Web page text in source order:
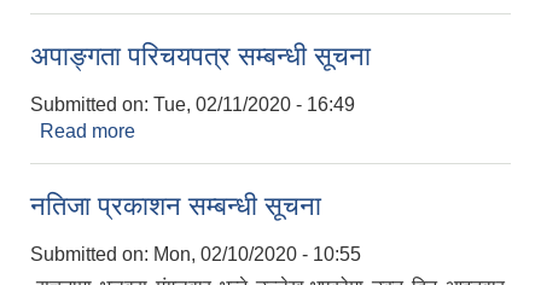
अपाङ्गता परिचयपत्र सम्बन्धी सूचना
Submitted on: Tue, 02/11/2020 - 16:49
Read more
नतिजा प्रकाशन सम्बन्धी सूचना
Submitted on: Mon, 02/10/2020 - 10:55